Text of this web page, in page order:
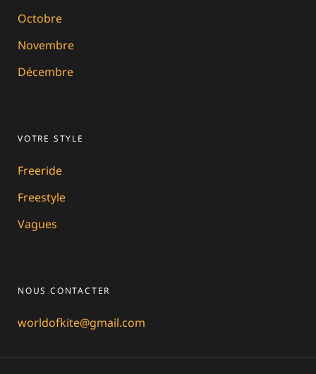
Octobre
Novembre
Décembre
VOTRE STYLE
Freeride
Freestyle
Vagues
NOUS CONTACTER
worldofkite@gmail.com